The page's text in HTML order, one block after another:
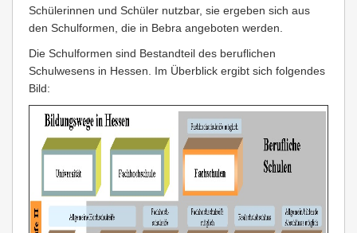
Schülerinnen und Schüler nutzbar, sie ergeben sich aus
den Schulformen, die in Bebra angeboten werden.
Die Schulformen sind Bestandteil des beruflichen
Schulwesens in Hessen. Im Überblick ergibt sich folgendes
Bild: